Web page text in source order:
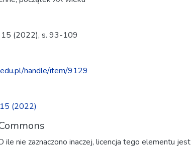
15 (2022), s. 93-109
handle/item/9129
(2022)
ile nie zaznaczono inaczej, licencja tego elementu jest